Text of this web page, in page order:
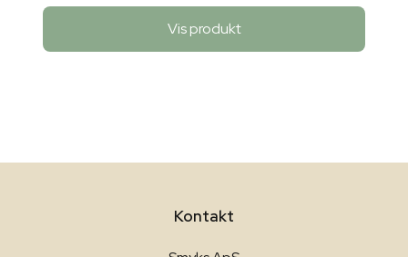
Vis produkt
Kontakt